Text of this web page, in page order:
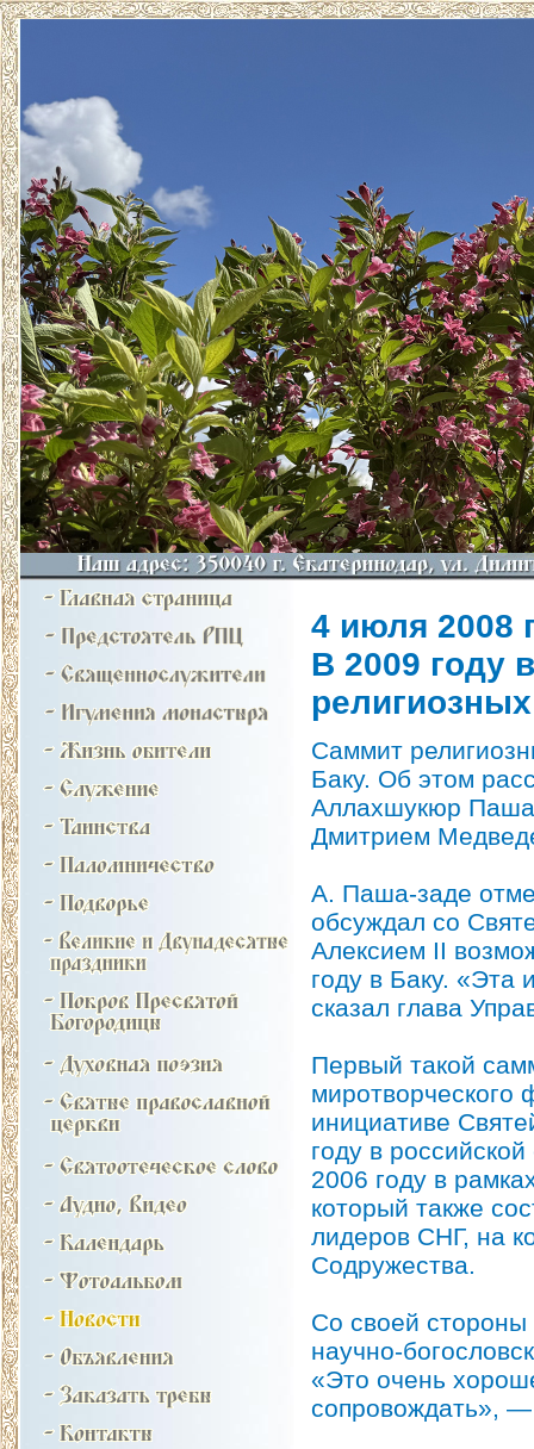
4 июля 2008
В 2009 году
Саммит
Баку. Об этом
Аллахшукюр
Дмитрием
А. Паша-заде
обсуждал со
Алексием II
году в Баку.
сказал глава
Первый такой
миротворческого
инициативе
году в
2006 году в
который также
лидеров СНГ, на
Содружества.
Со своей
научно-
«Это очень
сопровождать», —